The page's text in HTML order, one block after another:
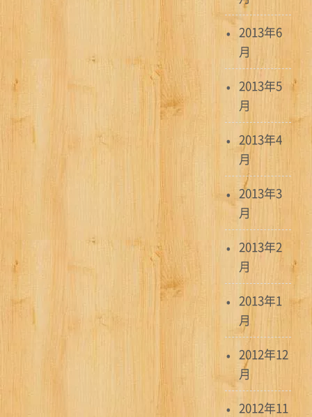
2013年6
月
2013年5
月
2013年4
月
2013年3
月
2013年2
月
2013年1
月
2012年12
月
2012年11